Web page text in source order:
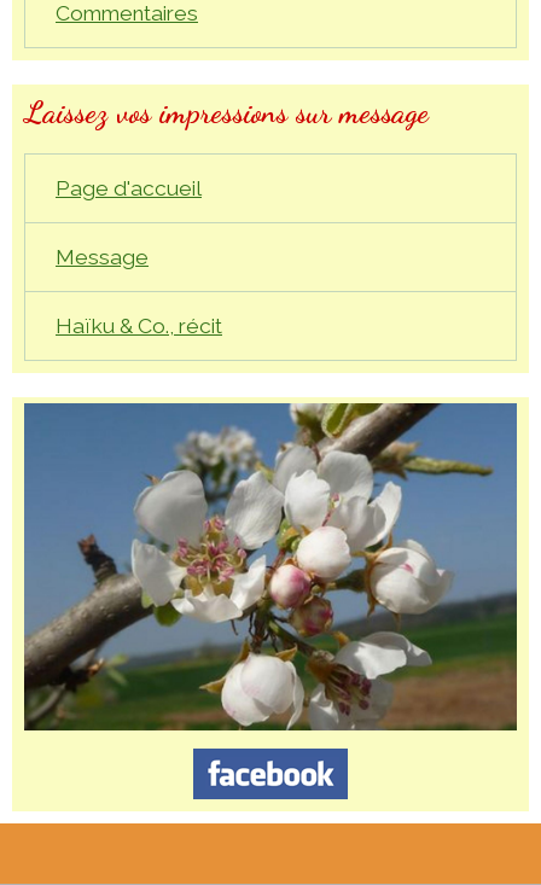
Commentaires
Laissez vos impressions sur message
Page d'accueil
Message
Haïku & Co., récit